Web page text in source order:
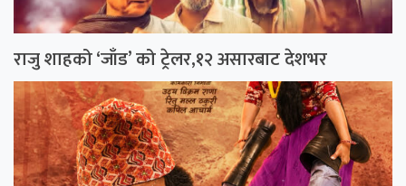
राजु शाहको ‘जाँड’ को ट्रेलर,१२ असारबाट देशभर